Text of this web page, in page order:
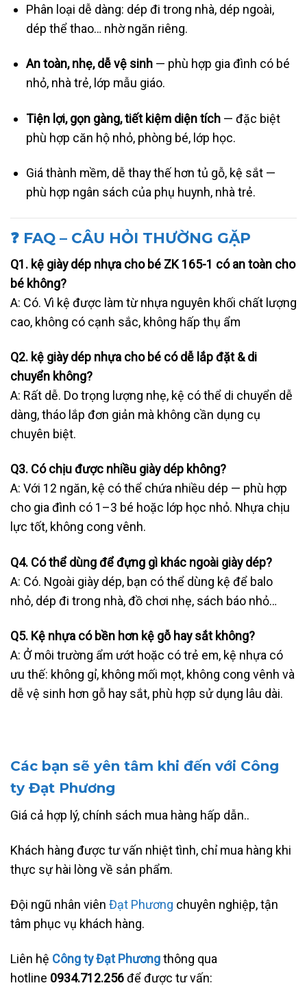
Phân loại dễ dàng: dép đi trong nhà, dép ngoài,
dép thể thao… nhờ ngăn riêng.
An toàn, nhẹ, dễ vệ sinh — phù hợp gia đình có bé
nhỏ, nhà trẻ, lớp mẫu giáo.
Tiện lợi, gọn gàng, tiết kiệm diện tích — đặc biệt
phù hợp căn hộ nhỏ, phòng bé, lớp học.
Giá thành mềm, dễ thay thế hơn tủ gỗ, kệ sắt —
phù hợp ngân sách của phụ huynh, nhà trẻ.
❓ FAQ – CÂU HỎI THƯỜNG GẶP
Q1. kệ giày dép nhựa cho bé ZK 165-1 có an toàn cho
bé không?
A: Có. Vì kệ được làm từ nhựa nguyên khối chất lượng
cao, không có cạnh sắc, không hấp thụ ẩm
Q2. kệ giày dép nhựa cho bé có dễ lắp đặt & di
chuyển không?
A: Rất dễ. Do trọng lượng nhẹ, kệ có thể di chuyển dễ
dàng, tháo lắp đơn giản mà không cần dụng cụ
chuyên biệt.
Q3. Có chịu được nhiều giày dép không?
A: Với 12 ngăn, kệ có thể chứa nhiều dép — phù hợp
cho gia đình có 1–3 bé hoặc lớp học nhỏ. Nhựa chịu
lực tốt, không cong vênh.
Q4. Có thể dùng để đựng gì khác ngoài giày dép?
A: Có. Ngoài giày dép, bạn có thể dùng kệ để balo
nhỏ, dép đi trong nhà, đồ chơi nhẹ, sách báo nhỏ…
Q5. Kệ nhựa có bền hơn kệ gỗ hay sắt không?
A: Ở môi trường ẩm ướt hoặc có trẻ em, kệ nhựa có
ưu thế: không gỉ, không mối mọt, không cong vênh và
dễ vệ sinh hơn gỗ hay sắt, phù hợp sử dụng lâu dài.
Các bạn sẽ yên tâm khi đến với Công
ty Đạt Phương
Giá cả hợp lý, chính sách mua hàng hấp dẫn..
Khách hàng được tư vấn nhiệt tình, chỉ mua hàng khi
thực sự hài lòng về sản phẩm.
Đội ngũ nhân viên Đạt Phương chuyên nghiệp, tận
tâm phục vụ khách hàng.
Liên hệ Công ty Đạt Phươngthông qua
hotline 0934.712.256để được tư vấn: